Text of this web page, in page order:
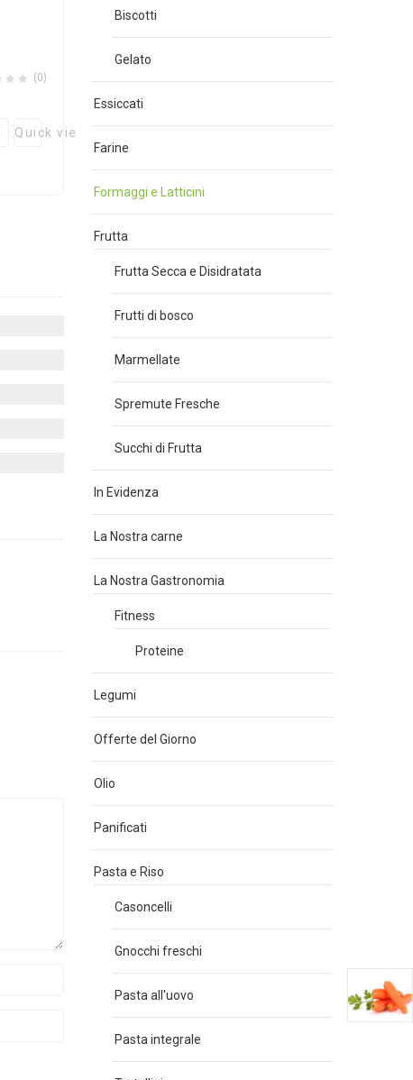
(0)
Quick view
Biscotti
Gelato
Essiccati
Farine
Formaggi e Latticini
Frutta
Frutta Secca e Disidratata
Frutti di bosco
Marmellate
Spremute Fresche
Succhi di Frutta
In Evidenza
La Nostra carne
La Nostra Gastronomia
Fitness
Proteine
Legumi
Offerte del Giorno
Olio
Panificati
Pasta e Riso
Casoncelli
Gnocchi freschi
Pasta all'uovo
Pasta integrale